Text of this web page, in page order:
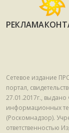
РЕКЛАМА
Сетевое издание
портал,
27.01.2017г.,
информационных
(Роскомнадзор).
ответственностью